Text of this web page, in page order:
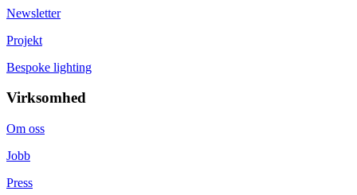
Newsletter
Projekt
Bespoke lighting
Virksomhed
Om oss
Jobb
Press